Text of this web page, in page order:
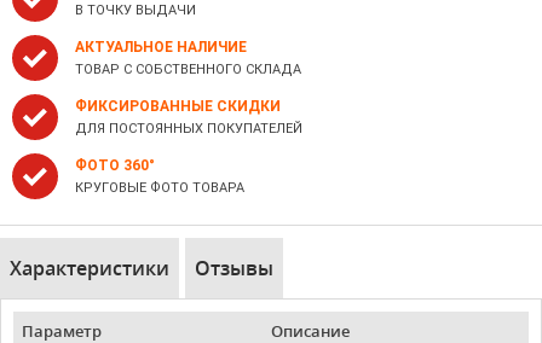
В ТОЧКУ ВЫДАЧИ
АКТУАЛЬНОЕ НАЛИЧИЕ
ТОВАР С СОБСТВЕННОГО СКЛАДА
ФИКСИРОВАННЫЕ СКИДКИ
ДЛЯ ПОСТОЯННЫХ ПОКУПАТЕЛЕЙ
ФОТО 360°
КРУГОВЫЕ ФОТО ТОВАРА
Характеристики Отзывы
Параметр
Описание